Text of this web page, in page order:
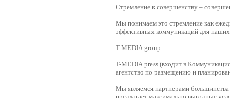
Стремление к совершенству –
Мы понимаем это стремление как
эффективных коммуникаций для
T-MEDIA.group
T-MEDIA.press (входит в
агентство по размещению и
Мы являемся партнерами